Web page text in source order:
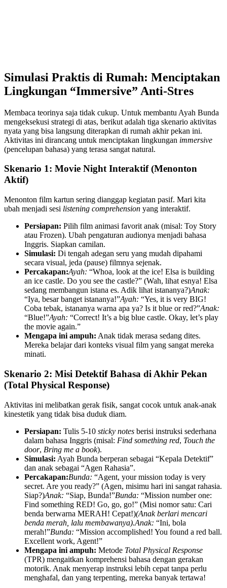
Simulasi Praktis di Rumah: Menciptakan
Lingkungan “Immersive” Anti-Stres
Membaca teorinya saja tidak cukup. Untuk membantu Ayah Bunda
mengeksekusi strategi di atas, berikut adalah tiga skenario aktivitas
nyata yang bisa langsung diterapkan di rumah akhir pekan ini.
Aktivitas ini dirancang untuk menciptakan lingkungan immersive
(pencelupan bahasa) yang terasa sangat natural.
Skenario 1: Movie Night Interaktif (Menonton
Aktif)
Menonton film kartun sering dianggap kegiatan pasif. Mari kita
ubah menjadi sesi listening comprehension yang interaktif.
Persiapan: Pilih film animasi favorit anak (misal: Toy Story
atau Frozen). Ubah pengaturan audionya menjadi bahasa
Inggris. Siapkan camilan.
Simulasi: Di tengah adegan seru yang mudah dipahami
secara visual, jeda (pause) filmnya sejenak.
Percakapan:Ayah: “Whoa, look at the ice! Elsa is building
an ice castle. Do you see the castle?” (Wah, lihat esnya! Elsa
sedang membangun istana es. Adik lihat istananya?)Anak:
“Iya, besar banget istananya!”Ayah: “Yes, it is very BIG!
Coba tebak, istananya warna apa ya? Is it blue or red?”Anak:
“Blue!”Ayah: “Correct! It’s a big blue castle. Okay, let’s play
the movie again.”
Mengapa ini ampuh: Anak tidak merasa sedang dites.
Mereka belajar dari konteks visual film yang sangat mereka
minati.
Skenario 2: Misi Detektif Bahasa di Akhir Pekan
(Total Physical Response)
Aktivitas ini melibatkan gerak fisik, sangat cocok untuk anak-anak
kinestetik yang tidak bisa duduk diam.
Persiapan: Tulis 5-10 sticky notes berisi instruksi sederhana
dalam bahasa Inggris (misal: Find something red, Touch the
door, Bring me a book).
Simulasi: Ayah Bunda berperan sebagai “Kepala Detektif”
dan anak sebagai “Agen Rahasia”.
Percakapan:Bunda: “Agent, your mission today is very
secret. Are you ready?” (Agen, misimu hari ini sangat rahasia.
Siap?)Anak: “Siap, Bunda!”Bunda: “Mission number one:
Find something RED! Go, go, go!” (Misi nomor satu: Cari
benda berwarna MERAH! Cepat!)(Anak berlari mencari
benda merah, lalu membawanya).Anak: “Ini, bola
merah!”Bunda: “Mission accomplished! You found a red ball.
Excellent work, Agent!”
Mengapa ini ampuh: Metode Total Physical Response
(TPR) mengaitkan komprehensi bahasa dengan gerakan
motorik. Anak menyerap instruksi lebih cepat tanpa perlu
menghafal, dan yang terpenting, mereka banyak tertawa!